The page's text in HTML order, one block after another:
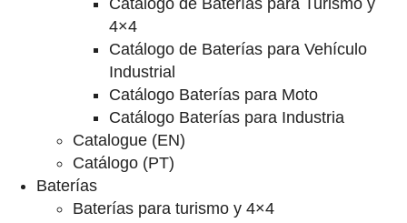
Catalogo de Baterías para Turismo y
4×4
Catálogo de Baterías para Vehículo
Industrial
Catálogo Baterías para Moto
Catálogo Baterías para Industria
Catalogue (EN)
Catálogo (PT)
Baterías
Baterías para turismo y 4×4